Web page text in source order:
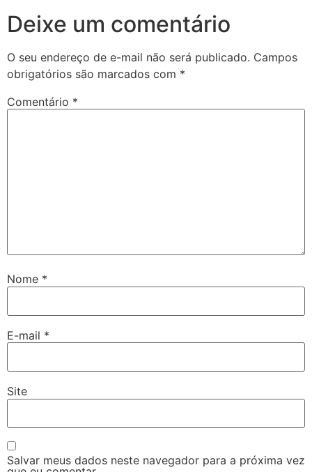
Deixe um comentário
O seu endereço de e-mail não será publicado. Campos
obrigatórios são marcados com *
Comentário *
Nome *
E-mail *
Site
Salvar meus dados neste navegador para a próxima vez